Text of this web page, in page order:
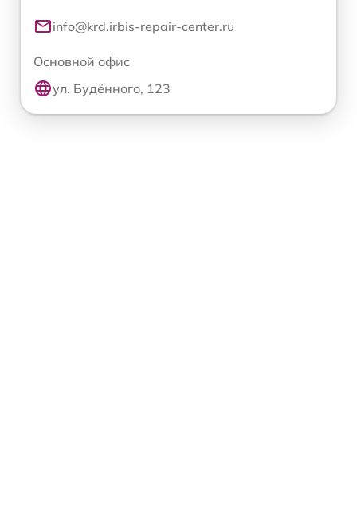
info@krd.irbis-repair-center.ru
Основной офис
ул. Будённого, 123